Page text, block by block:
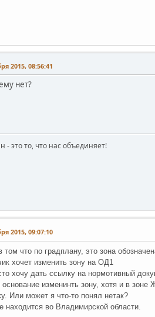
2015, 08:56:41
нет?
- это то, что нас объединяет!
2015, 09:07:10
том что по градплану, это зона
хочет изменить зону на ОД1
хочу дать ссылку на нормотивный
изменинть зону, хотя и в зоне
Или может я что-то понял нетак?
находится во Владимирской области.